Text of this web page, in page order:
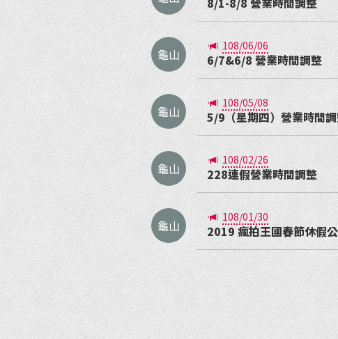
龜山
108/06/06
6/7&6/8 營業時間調整
龜山
108/05/08
5/9（星期四）營業時間
龜山
108/02/26
228連假營業時間調整
龜山
108/01/30
2019 瘋拍王國春節休假